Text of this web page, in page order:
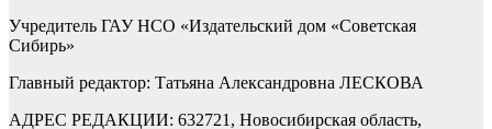
Учредитель ГАУ НСО «Издательский дом «Советская
Сибирь»
Главный редактор: Татьяна Александровна ЛЕСКОВА
АДРЕС РЕДАКЦИИ: 632721, Новосибирская область,